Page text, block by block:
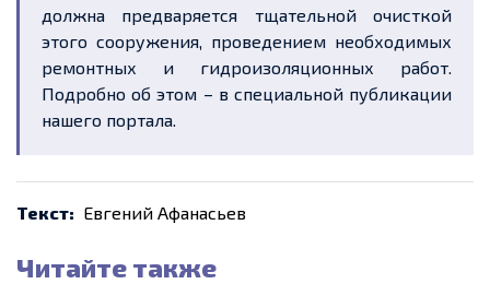
должна предваряется тщательной очисткой
этого сооружения, проведением необходимых
ремонтных и гидроизоляционных работ.
Подробно об этом – в специальной публикации
нашего портала.
Текст: Евгений Афанасьев
Читайте также